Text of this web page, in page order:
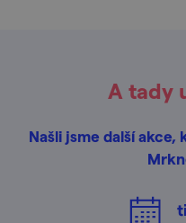
A tady
Našli jsme další